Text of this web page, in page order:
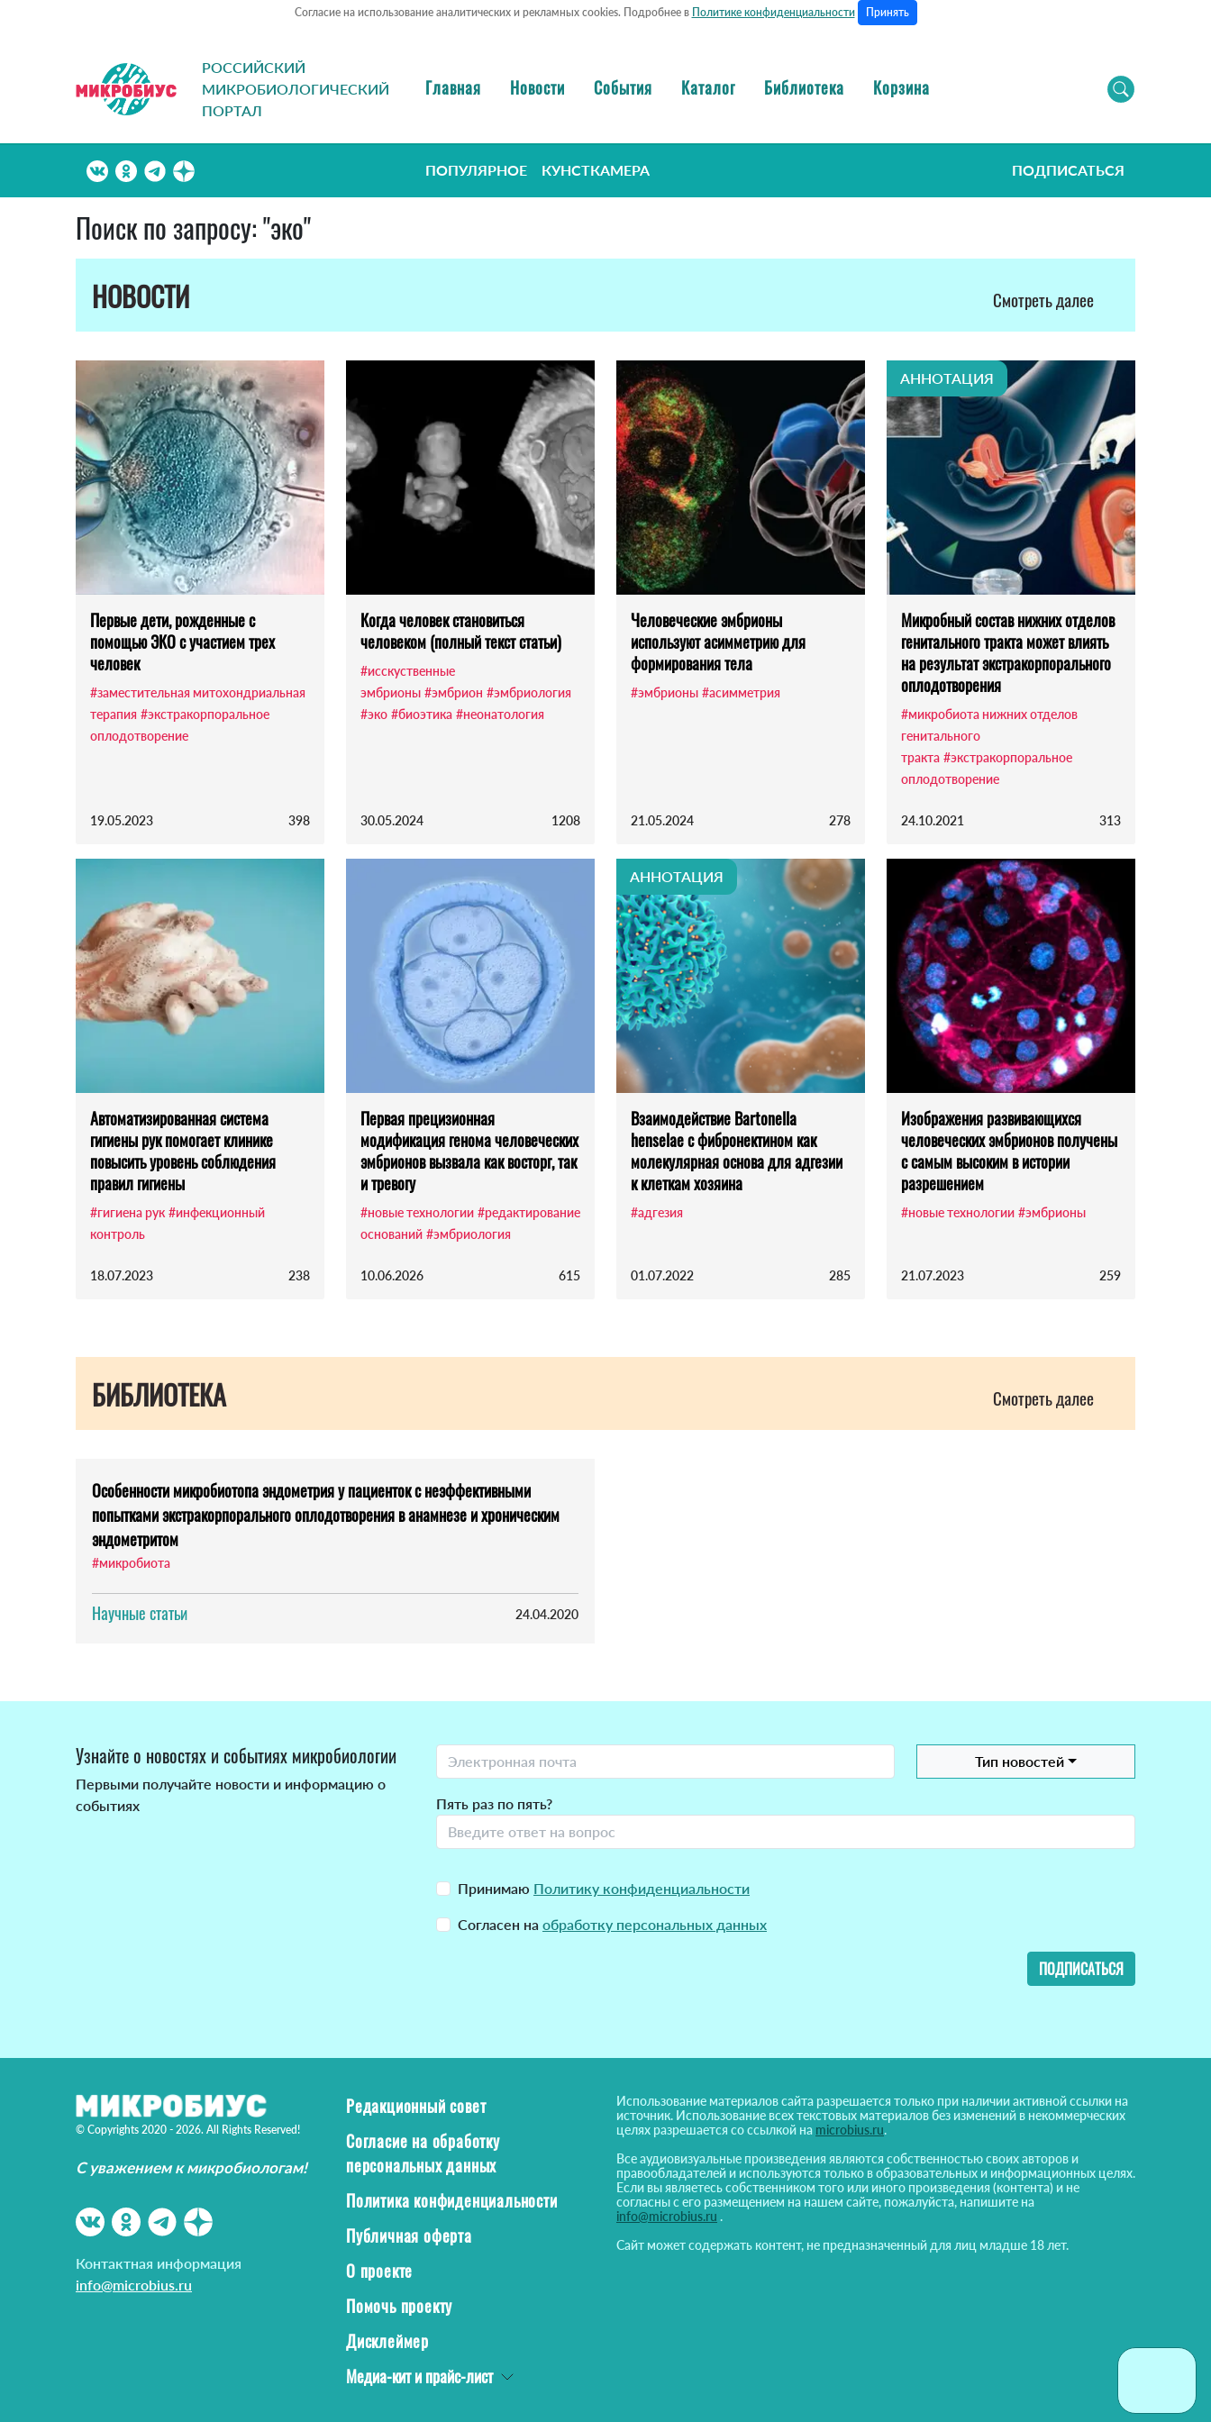
Согласие на использование аналитических и рекламных cookies. Подробнее в Политике конфиденциальности Принять
РОССИЙСКИЙ
МИКРОБИОЛОГИЧЕСКИЙ
ПОРТАЛ
Главная Новости События Каталог Библиотека Корзина
ПОПУЛЯРНОЕ КУНСТКАМЕРА ПОДПИСАТЬСЯ
Поиск по запросу: "эко"
НОВОСТИ
Смотреть далее
Первые дети, рожденные с
помощью ЭКО с участием трех
человек
#заместительная митохондриальная
терапия #экстракорпоральное
оплодотворение
19.05.2023 398
Когда человек становиться
человеком (полный текст статьи)
#исскуственные
эмбрионы #эмбрион #эмбриология
#эко #биоэтика #неонатология
30.05.2024 1208
Человеческие эмбрионы
используют асимметрию для
формирования тела
#эмбрионы #асимметрия
21.05.2024 278
АННОТАЦИЯ
Микробный состав нижних отделов
генитального тракта может влиять
на результат экстракорпорального
оплодотворения
#микробиота нижних отделов
генитального
тракта #экстракорпоральное
оплодотворение
24.10.2021 313
Автоматизированная система
гигиены рук помогает клинике
повысить уровень соблюдения
правил гигиены
#гигиена рук #инфекционный
контроль
18.07.2023 238
Первая прецизионная
модификация генома человеческих
эмбрионов вызвала как восторг, так
и тревогу
#новые технологии #редактирование
оснований #эмбриология
10.06.2026 615
АННОТАЦИЯ
Взаимодействие Bartonella
henselae с фибронектином как
молекулярная основа для адгезии
к клеткам хозяина
#адгезия
01.07.2022 285
Изображения развивающихся
человеческих эмбрионов получены
с самым высоким в истории
разрешением
#новые технологии #эмбрионы
21.07.2023 259
БИБЛИОТЕКА Смотреть далее
Особенности микробиотопа эндометрия у пациенток с неэффективными
попытками экстракорпорального оплодотворения в анамнезе и хроническим
эндометритом
#микробиота
Научные статьи 24.04.2020
Узнайте о новостях и событиях микробиологии
Первыми получайте новости и информацию о
событиях
Тип новостей
Пять раз по пять?
Принимаю Политику конфиденциальности
Согласен на обработку персональных данных
ПОДПИСАТЬСЯ
© Copyrights 2020 - 2026. All Rights Reserved!
С уважением к микробиологам!
Контактная информация
info@microbius.ru
Редакционный совет
Согласие на обработку
персональных данных
Политика конфиденциальности
Публичная оферта
О проекте
Помочь проекту
Дисклеймер
Медиа-кит и прайс-лист
Использование материалов сайта разрешается только при наличии активной ссылки на
источник. Использование всех текстовых материалов без изменений в некоммерческих
целях разрешается со ссылкой на microbius.ru.
Все аудиовизуальные произведения являются собственностью своих авторов и
правообладателей и используются только в образовательных и информационных целях.
Если вы являетесь собственником того или иного произведения (контента) и не
согласны с его размещением на нашем сайте, пожалуйста, напишите на
info@microbius.ru .
Сайт может содержать контент, не предназначенный для лиц младше 18 лет.